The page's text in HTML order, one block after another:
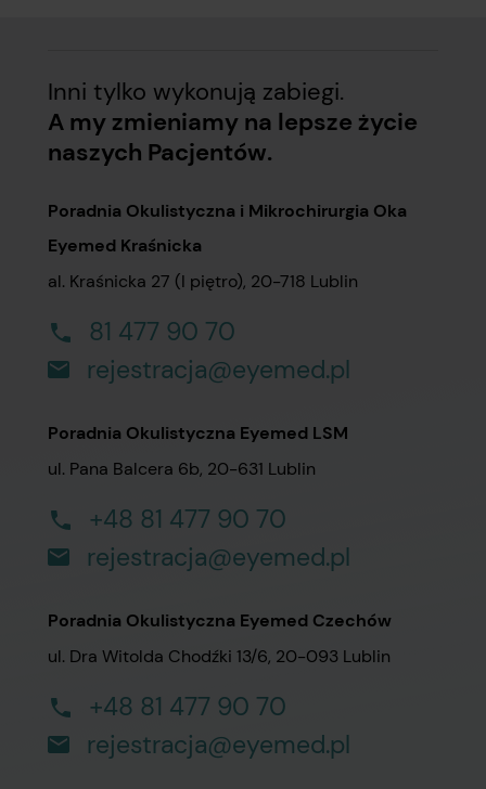
Inni tylko wykonują zabiegi.
A my zmieniamy na lepsze życie
naszych Pacjentów.
Poradnia Okulistyczna i Mikrochirurgia Oka
Eyemed Kraśnicka
al. Kraśnicka 27 (I piętro), 20-718 Lublin
81 477 90 70
rejestracja@eyemed.pl
Poradnia Okulistyczna Eyemed LSM
ul. Pana Balcera 6b, 20-631 Lublin
+48 81 477 90 70
rejestracja@eyemed.pl
Poradnia Okulistyczna Eyemed Czechów
ul. Dra Witolda Chodźki 13/6, 20-093 Lublin
+48 81 477 90 70
rejestracja@eyemed.pl